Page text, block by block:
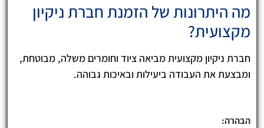
מה היתרונות של הזמנת חברת ניקיון
מקצועית?
חברת ניקיון מקצועית מביאה ציוד וחומרים משלה, מבוטחת,
ומבצעת את העבודה ביעילות ובאיכות גבוהה.
הבהרה: